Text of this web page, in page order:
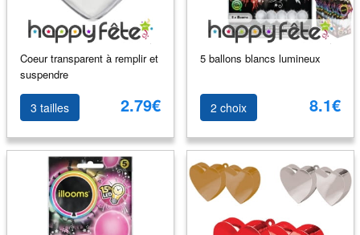
Coeur transparent à remplir et
suspendre
3 tailles 2.79€
5 ballons blancs lumineux
2 choix 8.1€